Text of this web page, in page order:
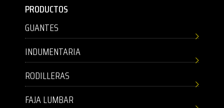
PRODUCTOS
GUANTES
INDUMENTARIA
RODILLERAS
FAJA LUMBAR